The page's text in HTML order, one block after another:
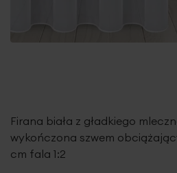
Firana biała z gładkiego
wykończona szwem
cm fala 1:2